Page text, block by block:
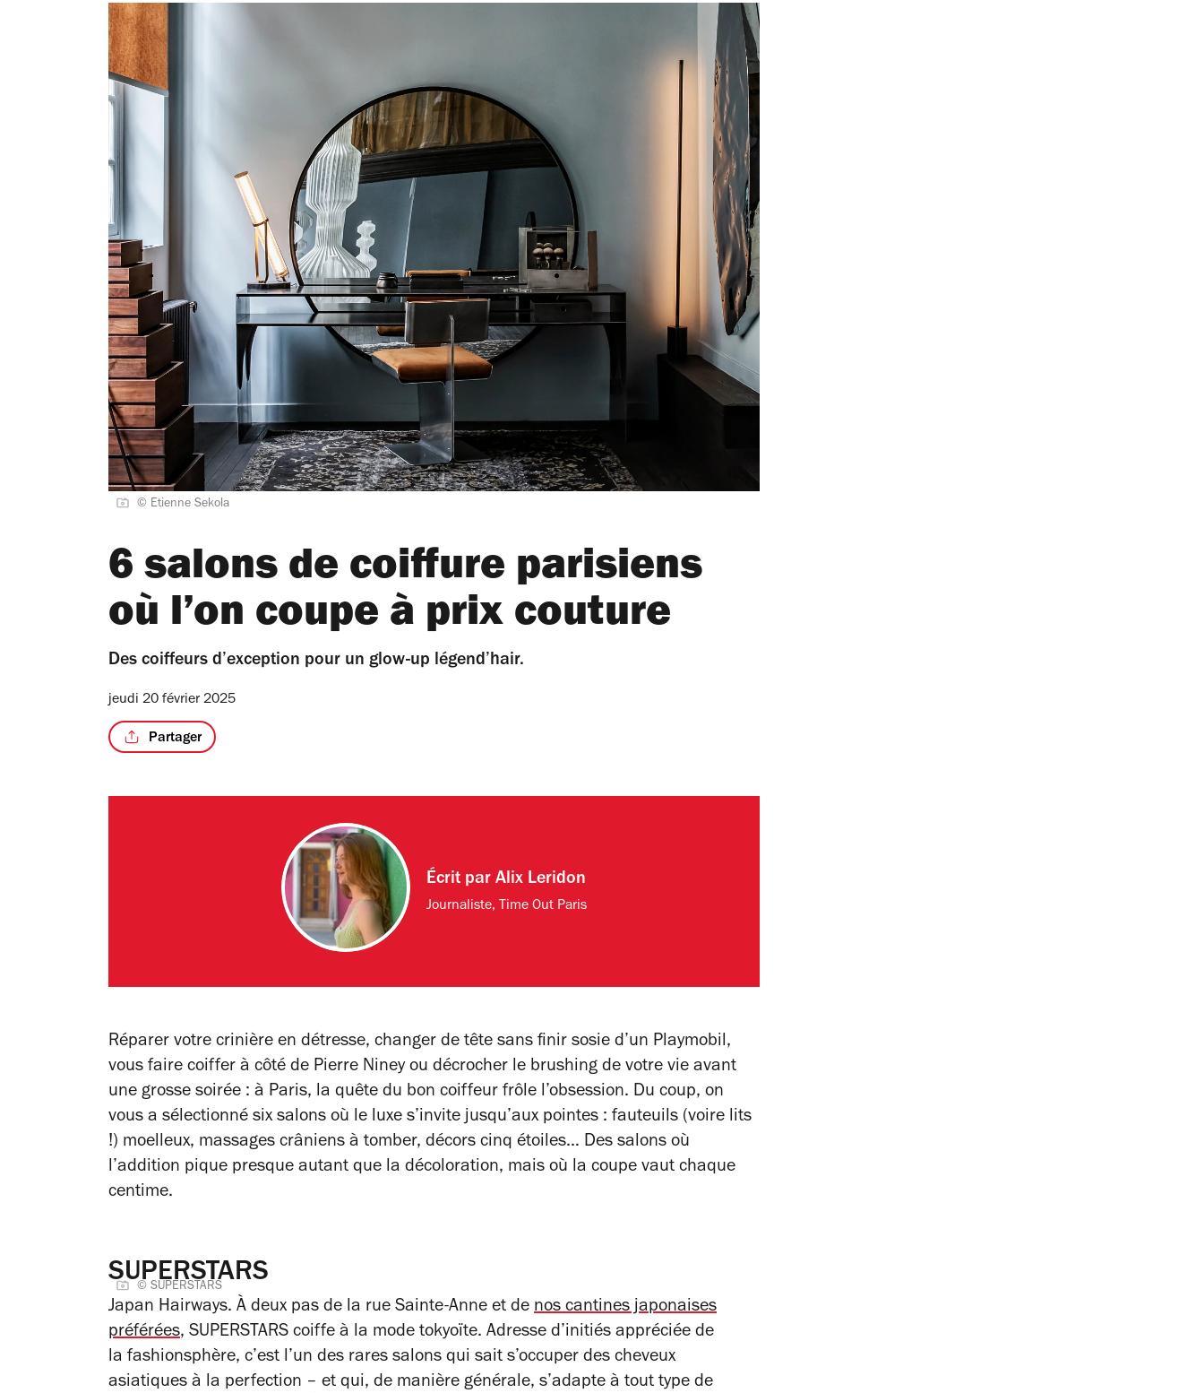
© Etienne Sekola
6 salons de coiffure parisiens
où l’on coupe à prix couture
Des coiffeurs d’exception pour un glow-up légend’hair.
jeudi 20 février 2025
Partager
Écrit par Alix Leridon
Journaliste, Time Out Paris
Réparer votre crinière en détresse, changer de tête sans finir sosie d’un Playmobil,
vous faire coiffer à côté de Pierre Niney ou décrocher le brushing de votre vie avant
une grosse soirée : à Paris, la quête du bon coiffeur frôle l’obsession. Du coup, on
vous a sélectionné six salons où le luxe s’invite jusqu’aux pointes : fauteuils (voire lits
!) moelleux, massages crâniens à tomber, décors cinq étoiles… Des salons où
l’addition pique presque autant que la décoloration, mais où la coupe vaut chaque
centime.
SUPERSTARS
© SUPERSTARS
Japan Hairways. À deux pas de la rue Sainte-Anne et de nos cantines japonaises
préférées, SUPERSTARS coiffe à la mode tokyoïte. Adresse d’initiés appréciée de
la fashionsphère, c’est l’un des rares salons qui sait s’occuper des cheveux
asiatiques à la perfection – et qui, de manière générale, s’adapte à tout type de